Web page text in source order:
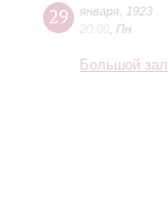
29 января
1923
20:00 Пн
Большой зал